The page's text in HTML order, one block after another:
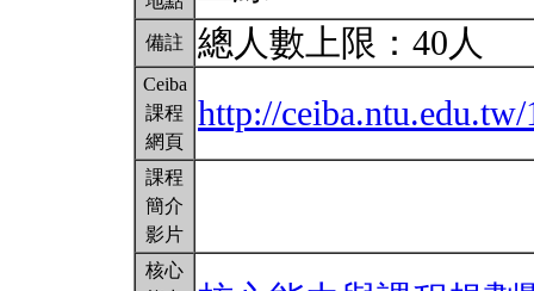
備註 總人數上限：40人
Ceiba
課程
網頁
http://
課程
簡介
影片
核心